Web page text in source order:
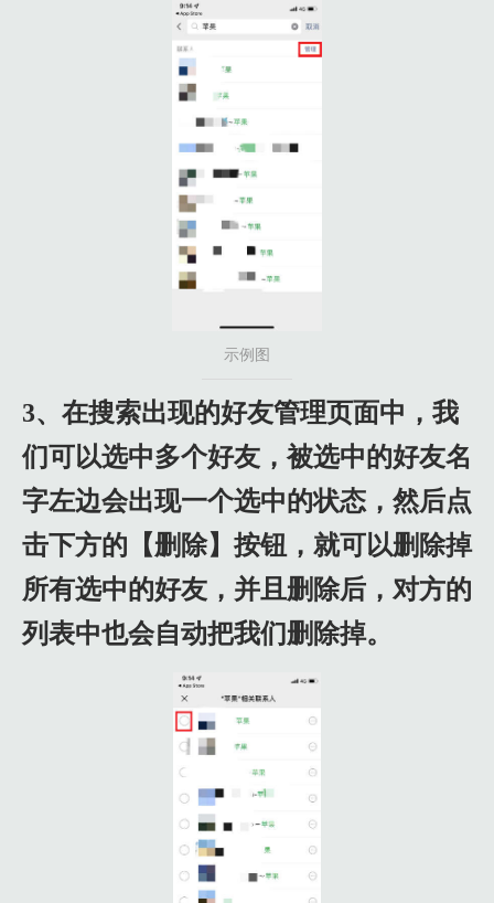
示例图
3、在搜索出现的好友管理页面中，我
们可以选中多个好友，被选中的好友名
字左边会出现一个选中的状态，然后点
击下方的【删除】按钮，就可以删除掉
所有选中的好友，并且删除后，对方的
列表中也会自动把我们删除掉。